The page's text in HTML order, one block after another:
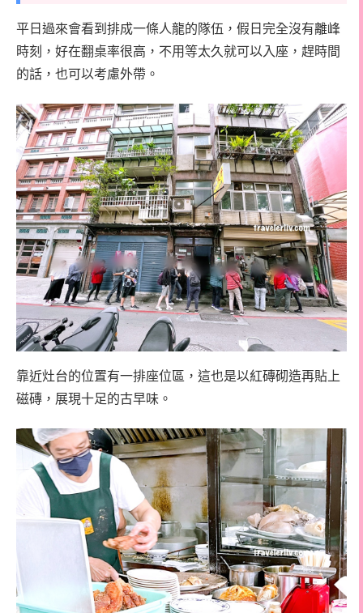
平日過來會看到排成一條人龍的隊伍，假日完全沒有離峰
時刻，好在翻桌率很高，不用等太久就可以入座，趕時間
的話，也可以考慮外帶。
靠近灶台的位置有一排座位區，這也是以紅磚砌造再貼上
磁磚，展現十足的古早味。